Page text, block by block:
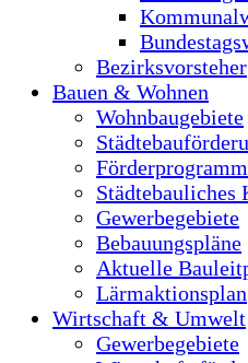
Bezirksvorsteher
Bauen & Wohnen
Wohnbaugebiete
Städtebauliches
Gewerbegebiete
Bebauungspläne
Aktuelle
Lärmaktionsplan
Wirtschaft & Umwelt
Gewerbegebiete